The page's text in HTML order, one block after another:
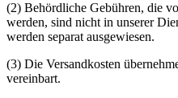
(2) Behördliche Gebühren, die
werden, sind nicht in unserer
werden separat ausgewiesen.
(3) Die Versandkosten
vereinbart.